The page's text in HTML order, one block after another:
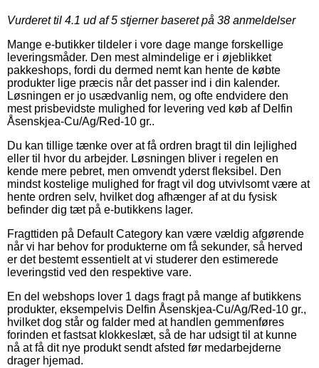
Vurderet til 4.1 ud af 5 stjerner baseret på 38 anmeldelser
Mange e-butikker tildeler i vore dage mange forskellige
leveringsmåder. Den mest almindelige er i øjeblikket
pakkeshops, fordi du dermed nemt kan hente de købte
produkter lige præcis når det passer ind i din kalender.
Løsningen er jo usædvanlig nem, og ofte endvidere den
mest prisbevidste mulighed for levering ved køb af Delfin
Åsenskjea-Cu/Ag/Red-10 gr..
Du kan tillige tænke over at få ordren bragt til din lejlighed
eller til hvor du arbejder. Løsningen bliver i regelen en
kende mere pebret, men omvendt yderst fleksibel. Den
mindst kostelige mulighed for fragt vil dog utvivlsomt være at
hente ordren selv, hvilket dog afhænger af at du fysisk
befinder dig tæt på e-butikkens lager.
Fragttiden på Default Category kan være vældig afgørende
når vi har behov for produkterne om få sekunder, så herved
er det bestemt essentielt at vi studerer den estimerede
leveringstid ved den respektive vare.
En del webshops lover 1 dags fragt på mange af butikkens
produkter, eksempelvis Delfin Åsenskjea-Cu/Ag/Red-10 gr.,
hvilket dog står og falder med at handlen gemmenføres
forinden et fastsat klokkeslæt, så de har udsigt til at kunne
nå at få dit nye produkt sendt afsted før medarbejderne
drager hjemad.